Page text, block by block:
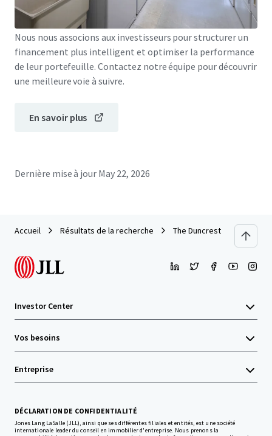
Financement JLL
Nous nous associons aux investisseurs pour structurer un
financement plus intelligent et optimiser la performance
de leur portefeuille. Contactez notre équipe pour découvrir
une meilleure voie à suivre.
En savoir plus
Dernière mise à jour May 22, 2026
Accueil Résultats de la recherche The Duncrest Court and
Investor Center
Vos besoins
Entreprise
DÉCLARATION DE CONFIDENTIALITÉ
Jones Lang LaSalle (JLL), ainsi que ses différentes filiales et entités, est une société
internationale leader du conseil en immobilier d'entreprise. Nous prenons la